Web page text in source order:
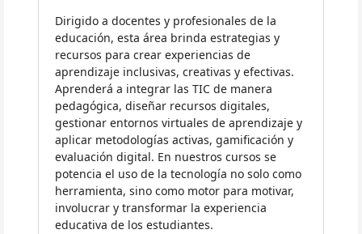
Dirigido a docentes y profesionales de la
educación, esta área brinda estrategias y
recursos para crear experiencias de
aprendizaje inclusivas, creativas y efectivas.
Aprenderá a integrar las TIC de manera
pedagógica, diseñar recursos digitales,
gestionar entornos virtuales de aprendizaje y
aplicar metodologías activas, gamificación y
evaluación digital. En nuestros cursos se
potencia el uso de la tecnología no solo como
herramienta, sino como motor para motivar,
involucrar y transformar la experiencia
educativa de los estudiantes.